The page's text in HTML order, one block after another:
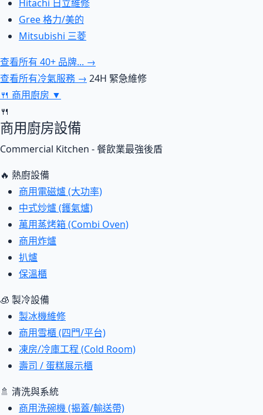
Hitachi 日立維修
Gree 格力/美的
Mitsubishi 三菱
查看所有 40+ 品牌... →
查看所有冷氣服務 → 24H 緊急維修
🍴 商用廚房 ▼
🍴
商用廚房設備
Commercial Kitchen - 餐飲業最強後盾
🔥 熱廚設備
商用電磁爐 (大功率)
中式炒爐 (鑊氣爐)
萬用蒸烤箱 (Combi Oven)
商用炸爐
扒爐
保溫櫃
🧊 製冷設備
製冰機維修
商用雪櫃 (四門/平台)
凍房/冷庫工程 (Cold Room)
壽司 / 蛋糕展示櫃
🚿 清洗與系統
商用洗碗機 (揭蓋/輸送帶)